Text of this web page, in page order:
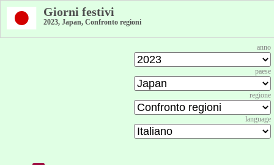
Giorni festivi
2023, Japan, Confronto regioni
anno
paese
regione
language